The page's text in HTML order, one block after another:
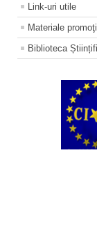
Link-uri utile
Materiale
Biblioteca